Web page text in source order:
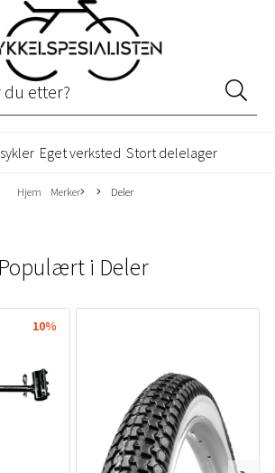
Eget verksted Stort delelager
Hjem Merker Deler
Populært i Deler
10%